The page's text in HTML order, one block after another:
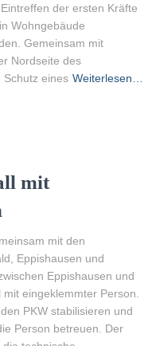
der ersten Kräfte
Wohngebäude
Gemeinsam mit
Nordseite des
Schutz eines Weiterlesen…
mit
mit den
Eppishausen und
Eppishausen und
eingeklemmter Person.
PKW stabilisieren und
Person betreuen. Der